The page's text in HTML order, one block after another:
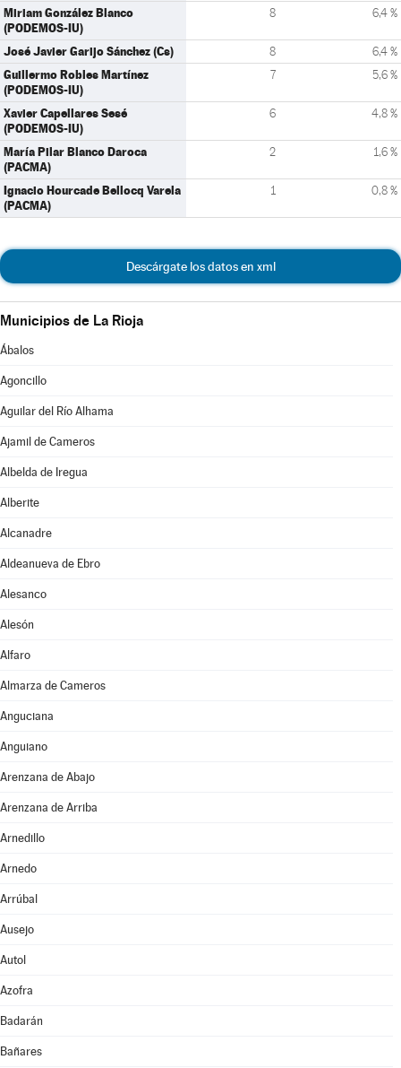
Miriam González Blanco
(PODEMOS-IU)
8 6,4 %
José Javier Garijo Sánchez (Cs) 8 6,4 %
Guillermo Robles Martínez
(PODEMOS-IU)
7 5,6 %
Xavier Capellares Sesé
(PODEMOS-IU)
6 4,8 %
María Pilar Blanco Daroca
(PACMA)
2 1,6 %
Ignacio Hourcade Bellocq Varela
(PACMA)
1 0,8 %
Descárgate los datos en xml
Municipios de La Rioja
Ábalos
Agoncillo
Aguilar del Río Alhama
Ajamil de Cameros
Albelda de Iregua
Alberite
Alcanadre
Aldeanueva de Ebro
Alesanco
Alesón
Alfaro
Almarza de Cameros
Anguciana
Anguiano
Arenzana de Abajo
Arenzana de Arriba
Arnedillo
Arnedo
Arrúbal
Ausejo
Autol
Azofra
Badarán
Bañares